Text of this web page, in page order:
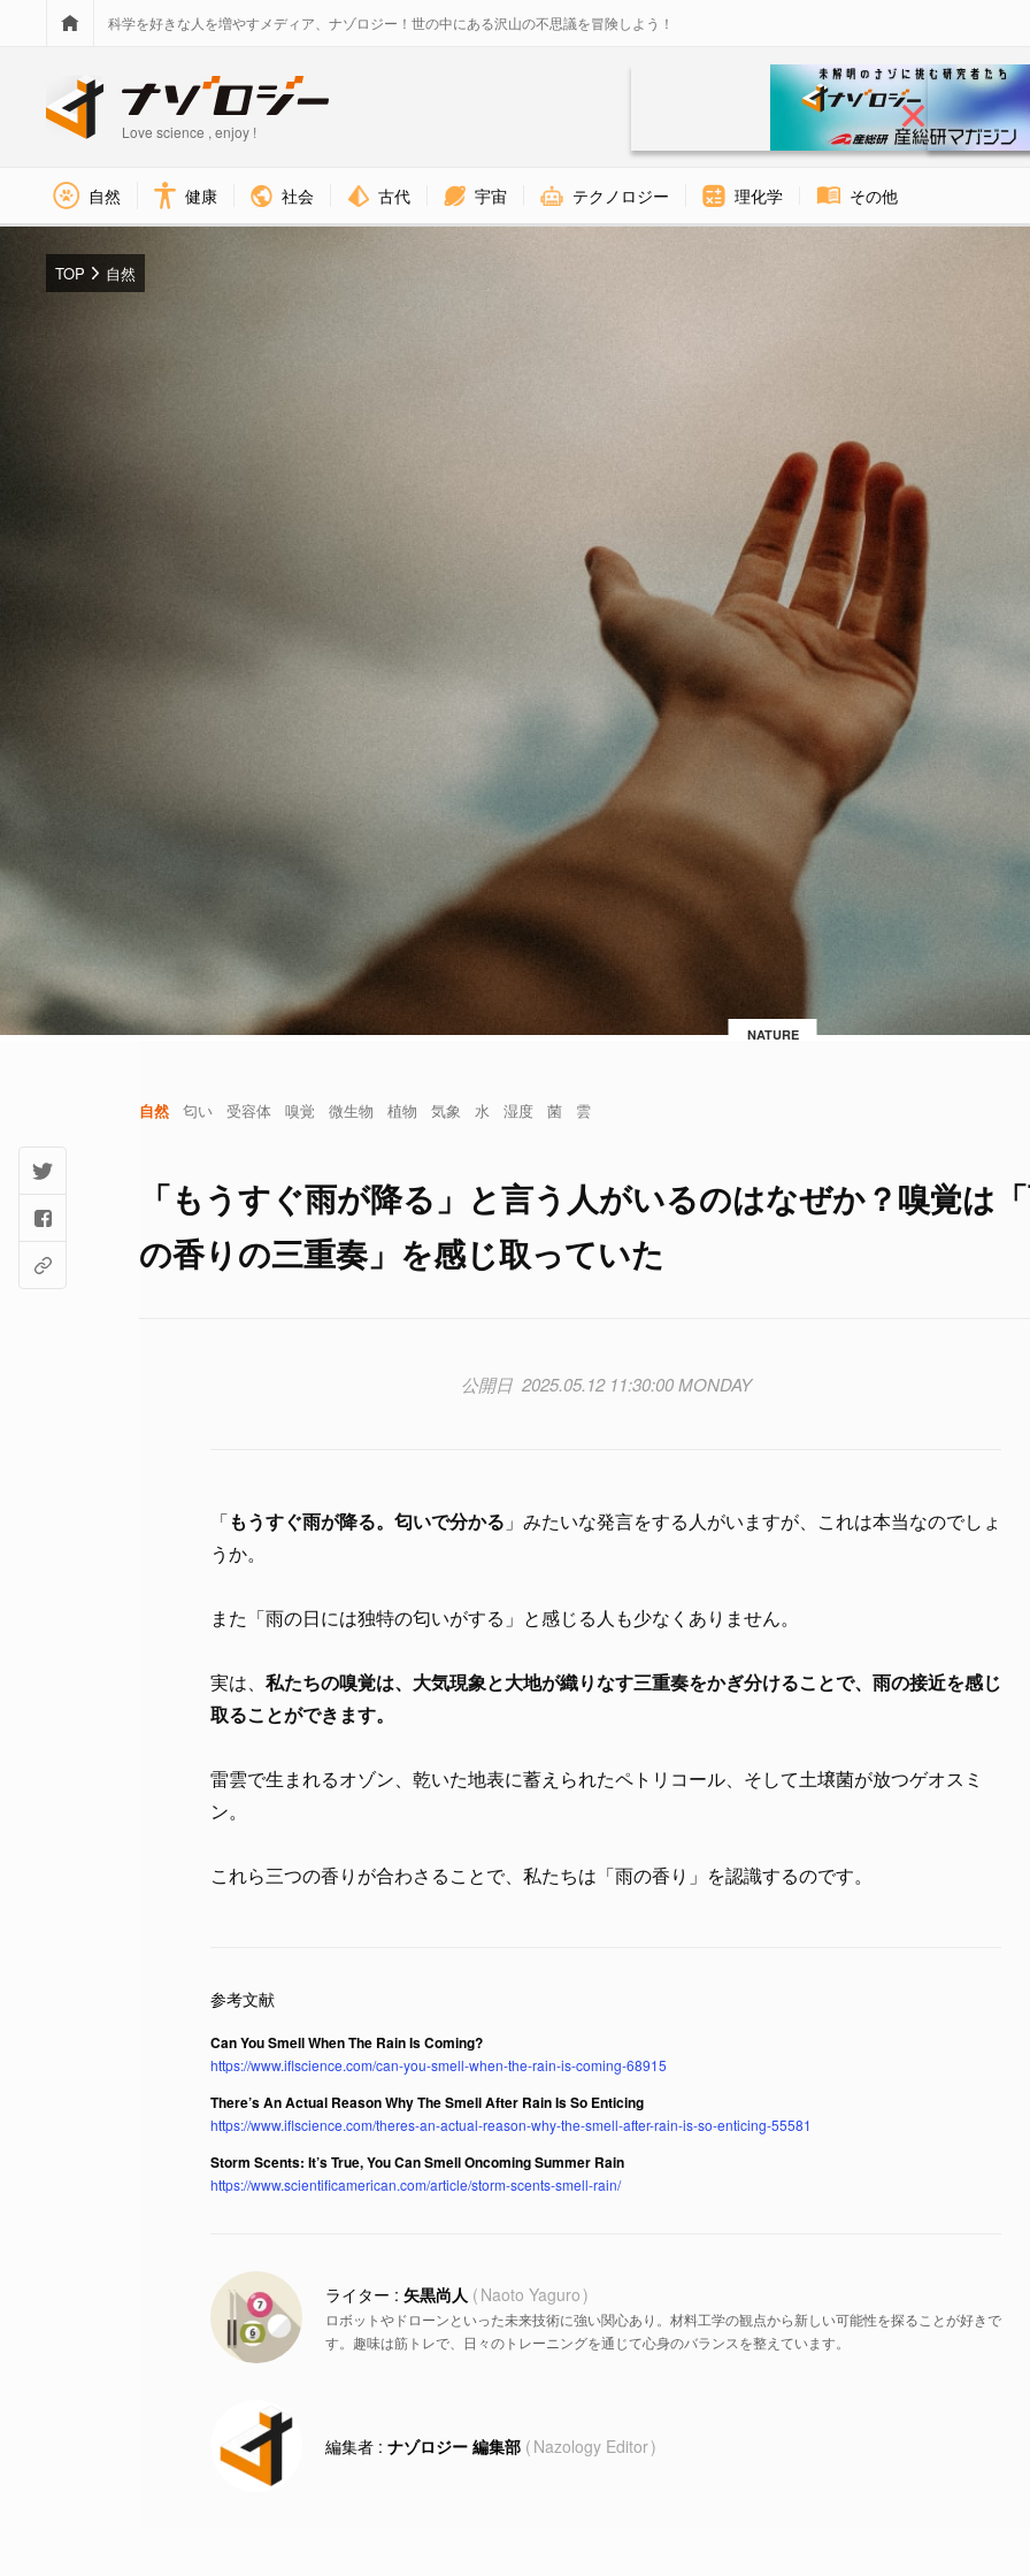
科学を好きな人を増やすメディア、ナゾロジー！世の中にある沢山の不思議を冒険しよう！
Love science , enjoy !
自然 健康 社会 古代 宇宙 テクノロジー 理化学 その他
NATURE
TOP 自然
自然 匂い 受容体 嗅覚 微生物 植物 気象 水 湿度 菌 雲
「もうすぐ雨が降る」と言う人がいるのはなぜか？嗅覚は
の香りの三重奏」を感じ取っていた
2025.05.12 11:30:00 MONDAY
「 もうすぐ雨が降る。匂いで分かる 」みたいな発言をする人がいますが、これは本当なのでしょ
うか。
また「雨の日には独特の匂いがする」と感じる人も少なくありません。
実は、 私たちの嗅覚は、大気現象と大地が織りなす三重奏をかぎ分けることで、雨の接近を感じ
取ることができます。
雷雲で生まれるオゾン、乾いた地表に蓄えられたペトリコール、そして土壌菌が放つゲオスミ
ン。
これら三つの香りが合わさることで、私たちは「雨の香り」を認識するのです。
Can You Smell When The Rain Is Coming?
https://www.iflscience.com/can-you-smell-when-the-rain-is-coming-68915
There’s An Actual Reason Why The Smell After Rain Is So Enticing
https://www.iflscience.com/theres-an-actual-reason-why-the-smell-after-rain-is-so-enticing-55581
Storm Scents: It’s True, You Can Smell Oncoming Summer Rain
https://www.scientificamerican.com/article/storm-scents-smell-rain/
矢黒尚人 Naoto Yaguro
ロボットやドローンといった未来技術に強い関心あり。材料工学の観点から新しい可能性を探ることが好きで
す。趣味は筋トレで、日々のトレーニングを通じて心身のバランスを整えています。
ナゾロジー 編集部 Nazology Editor